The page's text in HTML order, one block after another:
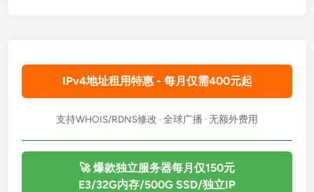
IPv4地址租用特惠 - 每月仅需400元起
支持WHOIS/RDNS修改 · 全球广播 · 无额外费用
🚀 爆款独立服务器每月仅150元
E3/32G内存/500G SSD/独立IP